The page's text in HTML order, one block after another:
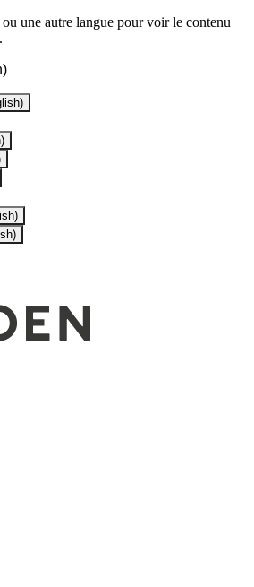
une autre langue pour voir le contenu